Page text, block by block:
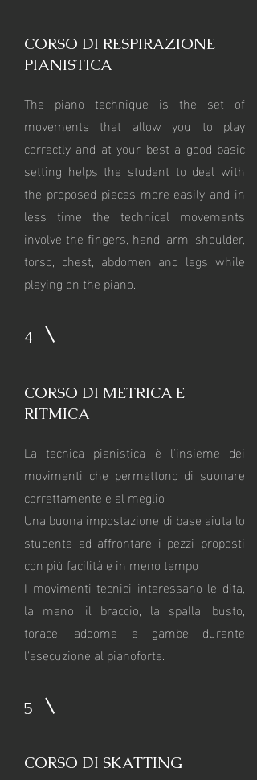
CORSO DI RESPIRAZIONE
PIANISTICA
The piano technique is the set of
movements that allow you to play
correctly and at your best a good basic
setting helps the student to deal with
the proposed pieces more easily and in
less time the technical movements
involve the fingers, hand, arm, shoulder,
torso, chest, abdomen and legs while
playing on the piano.
4
CORSO DI METRICA E
RITMICA
La tecnica pianistica è l'insieme dei
movimenti che permettono di suonare
correttamente e al meglio
Una buona impostazione di base aiuta lo
studente ad affrontare i pezzi proposti
con più facilità e in meno tempo
I movimenti tecnici interessano le dita,
la mano, il braccio, la spalla, busto,
torace, addome e gambe durante
l'esecuzione al pianoforte.
5
CORSO DI SKATTING